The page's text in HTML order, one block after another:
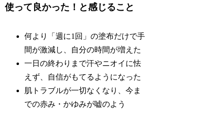
使って良かった！と感じること
何より「週に1回」の塗布だけで手
間が激減し、自分の時間が増えた
一日の終わりまで汗やニオイに怯
えず、自信がもてるようになった
肌トラブルが一切なくなり、今ま
での赤み・かゆみが嘘のよう